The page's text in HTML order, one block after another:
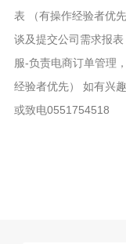
表 （有操作经验者优
谈及提交公司需求报
服-负责电商订单管理
经验者优先） 如有兴
或致电0551754518